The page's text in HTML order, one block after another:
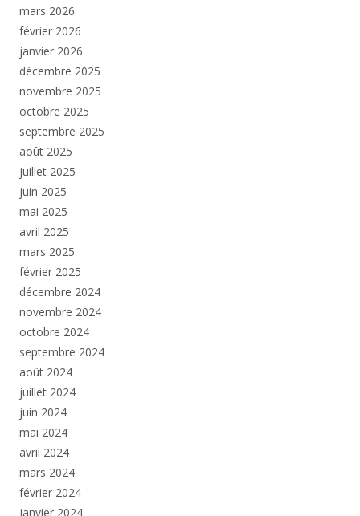
mars 2026
février 2026
janvier 2026
décembre 2025
novembre 2025
octobre 2025
septembre 2025
août 2025
juillet 2025
juin 2025
mai 2025
avril 2025
mars 2025
février 2025
décembre 2024
novembre 2024
octobre 2024
septembre 2024
août 2024
juillet 2024
juin 2024
mai 2024
avril 2024
mars 2024
février 2024
janvier 2024